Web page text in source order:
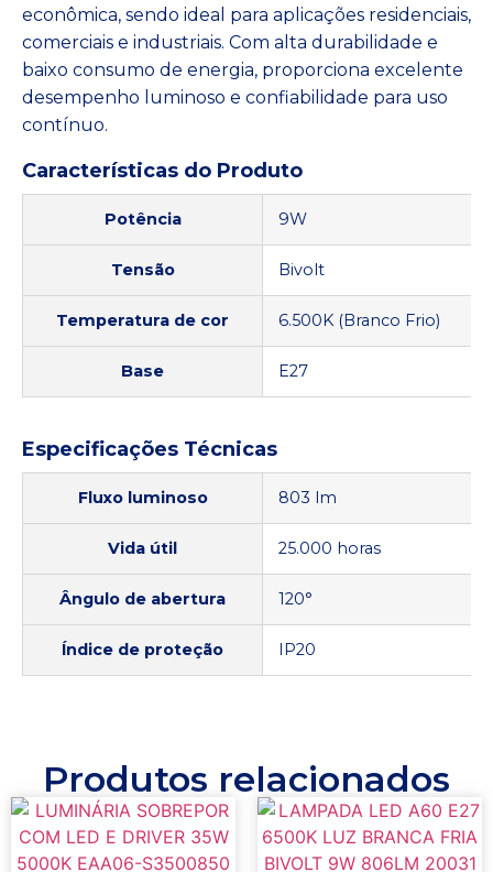
econômica, sendo ideal para aplicações residenciais,
comerciais e industriais. Com alta durabilidade e
baixo consumo de energia, proporciona excelente
desempenho luminoso e confiabilidade para uso
contínuo.
Características do Produto
Potência 9W
Tensão Bivolt
Temperatura de cor 6.500K (Branco Frio)
Base E27
Especificações Técnicas
Fluxo luminoso 803 lm
Vida útil 25.000 horas
Ângulo de abertura 120°
Índice de proteção IP20
Produtos relacionados